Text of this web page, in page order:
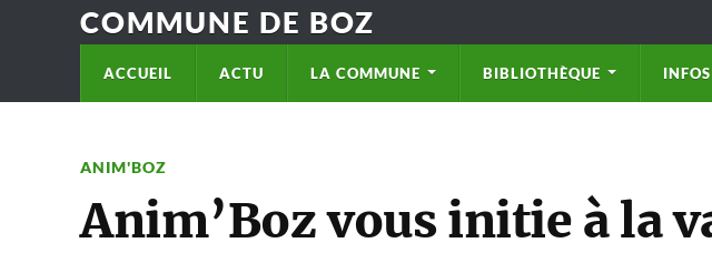
COMMUNE DE BOZ
ACCUEIL ACTU LA COMMUNE BIBLIOTHÈQUE
ANIM'BOZ
Anim’Boz vous initie à la